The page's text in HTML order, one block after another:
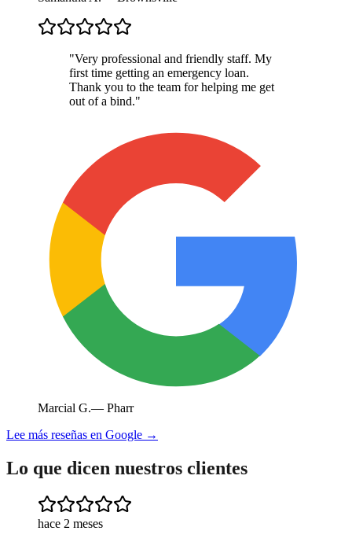
"Very professional and friendly staff. My
first time getting an emergency loan.
Thank you to the team for helping me get
out of a bind."
Marcial G.— Pharr
Lee más reseñas en Google →
Lo que dicen nuestros clientes
hace 2 meses